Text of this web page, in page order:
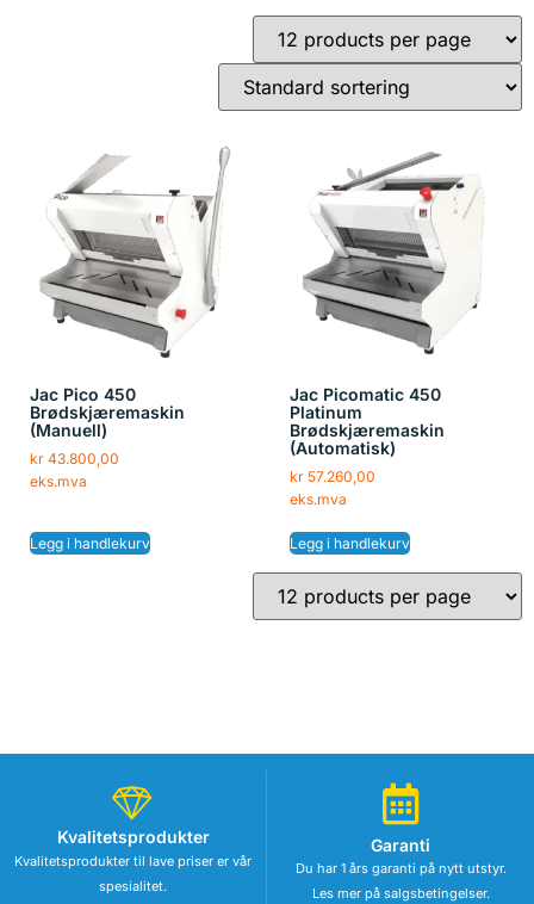
Jac Pico 450
Brødskjæremaskin
(Manuell)
kr 43.800,00
eks.mva
Legg i handlekurv
Jac Picomatic 450
Platinum
Brødskjæremaskin
(Automatisk)
kr57.260,00
eks.mva
Legg i handlekurv
Kvalitetsprodukter
Kvalitetsprodukter til lave priser er vår
spesialitet.
Garanti
Du har 1 års garanti på nytt utstyr.
Les mer på salgsbetingelser.